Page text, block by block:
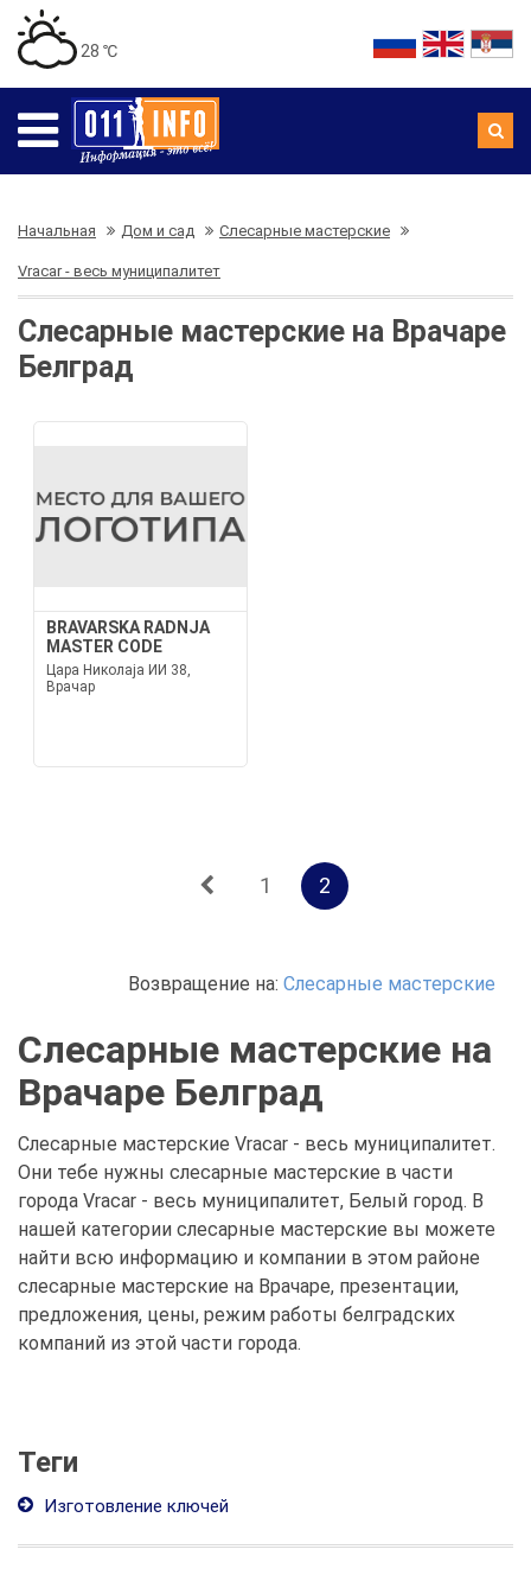
28 ℃
Начальная Дом и сад Слесарные мастерские
Vracar - весь муниципалитет
Слесарные мастерские на Врачаре
Белград
BRAVARSKA RADNJA
MASTER CODE
Цара Николаја ИИ 38,
Врачар
1 2
Возвращение на: Слесарные мастерские
Слесарные мастерские на
Врачаре Белград
Слесарные мастерские Vracar - весь муниципалитет.
Они тебе нужны слесарные мастерские в части
города Vracar - весь муниципалитет, Белый город. В
нашей категории слесарные мастерские вы можете
найти всю информацию и компании в этом районе
слесарные мастерские на Врачаре, презентации,
предложения, цены, режим работы белградских
компаний из этой части города.
Теги
Изготовление ключей